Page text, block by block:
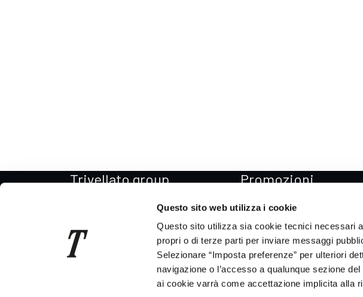
Questo sito web utilizza i cookie
Questo sito utilizza sia cookie tecnici necessari
propri o di terze parti per inviare messaggi
Selezionare “Imposta preferenze” per ulteriori
navigazione o l’accesso a qualunque sezione
ai cookie varrà come accettazione implicita alla
Trivellato group
Per il Sociale
Codice etico
Promozioni
Promozioni Mercedes-Benz
Promozioni Mercedes-AMG
Promozioni smart
Promozioni ICH-X
Promozioni Sportequipe